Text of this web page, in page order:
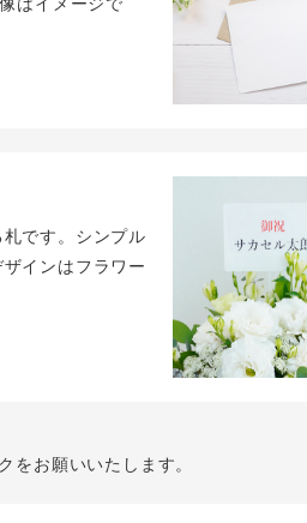
です。シンプル
インはフラワー
をお願いいたします。